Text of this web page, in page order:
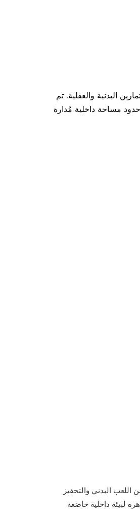
البدنية والعقلية. تم
مساحة داخلية مُدارة
البدني والتحفيز
لبيئة داخلية خاضعة